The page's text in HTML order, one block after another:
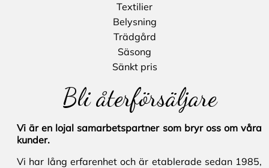
Textilier
Belysning
Trädgård
Säsong
Sänkt pris
Bli återförsäljare
Vi är en lojal samarbetspartner som bryr oss om våra
kunder.
Vi har lång erfarenhet och är etablerade sedan 1985,